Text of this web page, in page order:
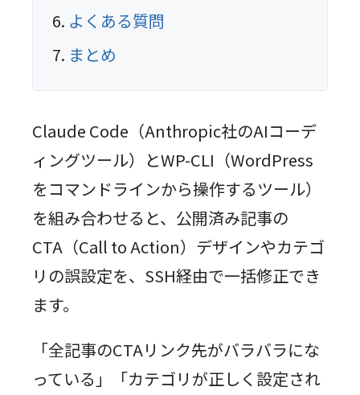
よくある質問
まとめ
Claude Code（Anthropic社のAIコーデ
ィングツール）とWP-CLI（WordPress
をコマンドラインから操作するツール）
を組み合わせると、公開済み記事の
CTA（Call to Action）デザインやカテゴ
リの誤設定を、SSH経由で一括修正でき
ます。
「全記事のCTAリンク先がバラバラにな
っている」「カテゴリが正しく設定され